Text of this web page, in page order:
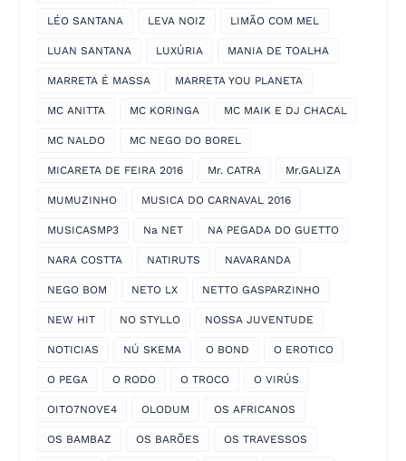
LÉO SANTANA LEVA NOIZ LIMÃO COM MEL
LUAN SANTANA LUXÚRIA MANIA DE TOALHA
MARRETA É MASSA MARRETA YOU PLANETA
MC ANITTA MC KORINGA MC MAIK E DJ CHACAL
MC NALDO MC NEGO DO BOREL
MICARETA DE FEIRA 2016 Mr. CATRA Mr.GALIZA
MUMUZINHO MUSICA DO CARNAVAL 2016
MUSICASMP3 Na NET NA PEGADA DO GUETTO
NARA COSTTA NATIRUTS NAVARANDA
NEGO BOM NETO LX NETTO GASPARZINHO
NEW HIT NO STYLLO NOSSA JUVENTUDE
NOTICIAS NÚ SKEMA O BOND O EROTICO
O PEGA O RODO O TROCO O VIRÚS
OITO7NOVE4 OLODUM OS AFRICANOS
OS BAMBAZ OS BARÕES OS TRAVESSOS